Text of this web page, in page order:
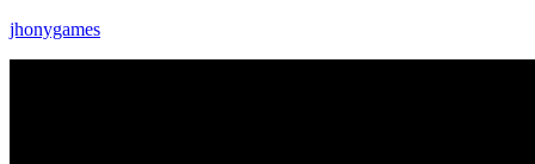
jhonygames